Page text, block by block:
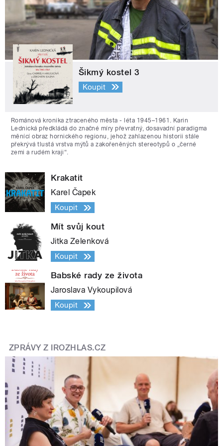
Šikmý kostel 3
Koupit
Románová kronika ztraceného města - léta 1945–1961. Karin
Lednická předkládá do značné míry převratný, dosavadní paradigma
měnící obraz hornického regionu, jehož zahlazenou historii stále
překrývá tlustá vrstva mýtů a zakořeněných stereotypů o „černé
zemi a rudém kraji“.
Krakatit
Karel Čapek
Koupit
Mít svůj kout
Jitka Zelenková
Koupit
Babské rady ze života
Jaroslava Vykoupilová
Koupit
ZPRÁVY Z IROZHLAS.CZ